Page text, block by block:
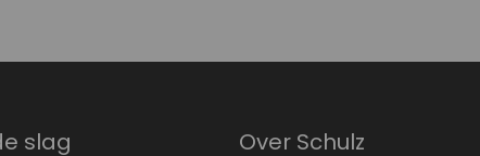
slag Over Schulz